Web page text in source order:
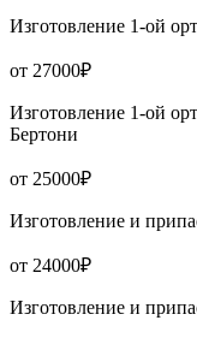
Изготовление 1-ой
от 27000₽
Изготовление 1-ой
Бертони
от 25000₽
Изготовление и
от 24000₽
Изготовление и